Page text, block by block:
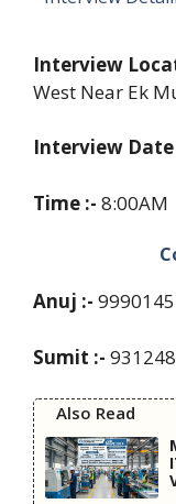
Interview
West Near Ek
Interview Date
Time :- 8:00AM
Anuj :-
Sumit :-
Also Read